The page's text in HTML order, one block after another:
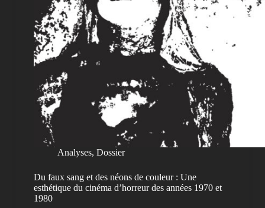
Analyses, Dossier
Du faux sang et des néons de couleur : Une
esthétique du cinéma d’horreur des années 1970 et
1980